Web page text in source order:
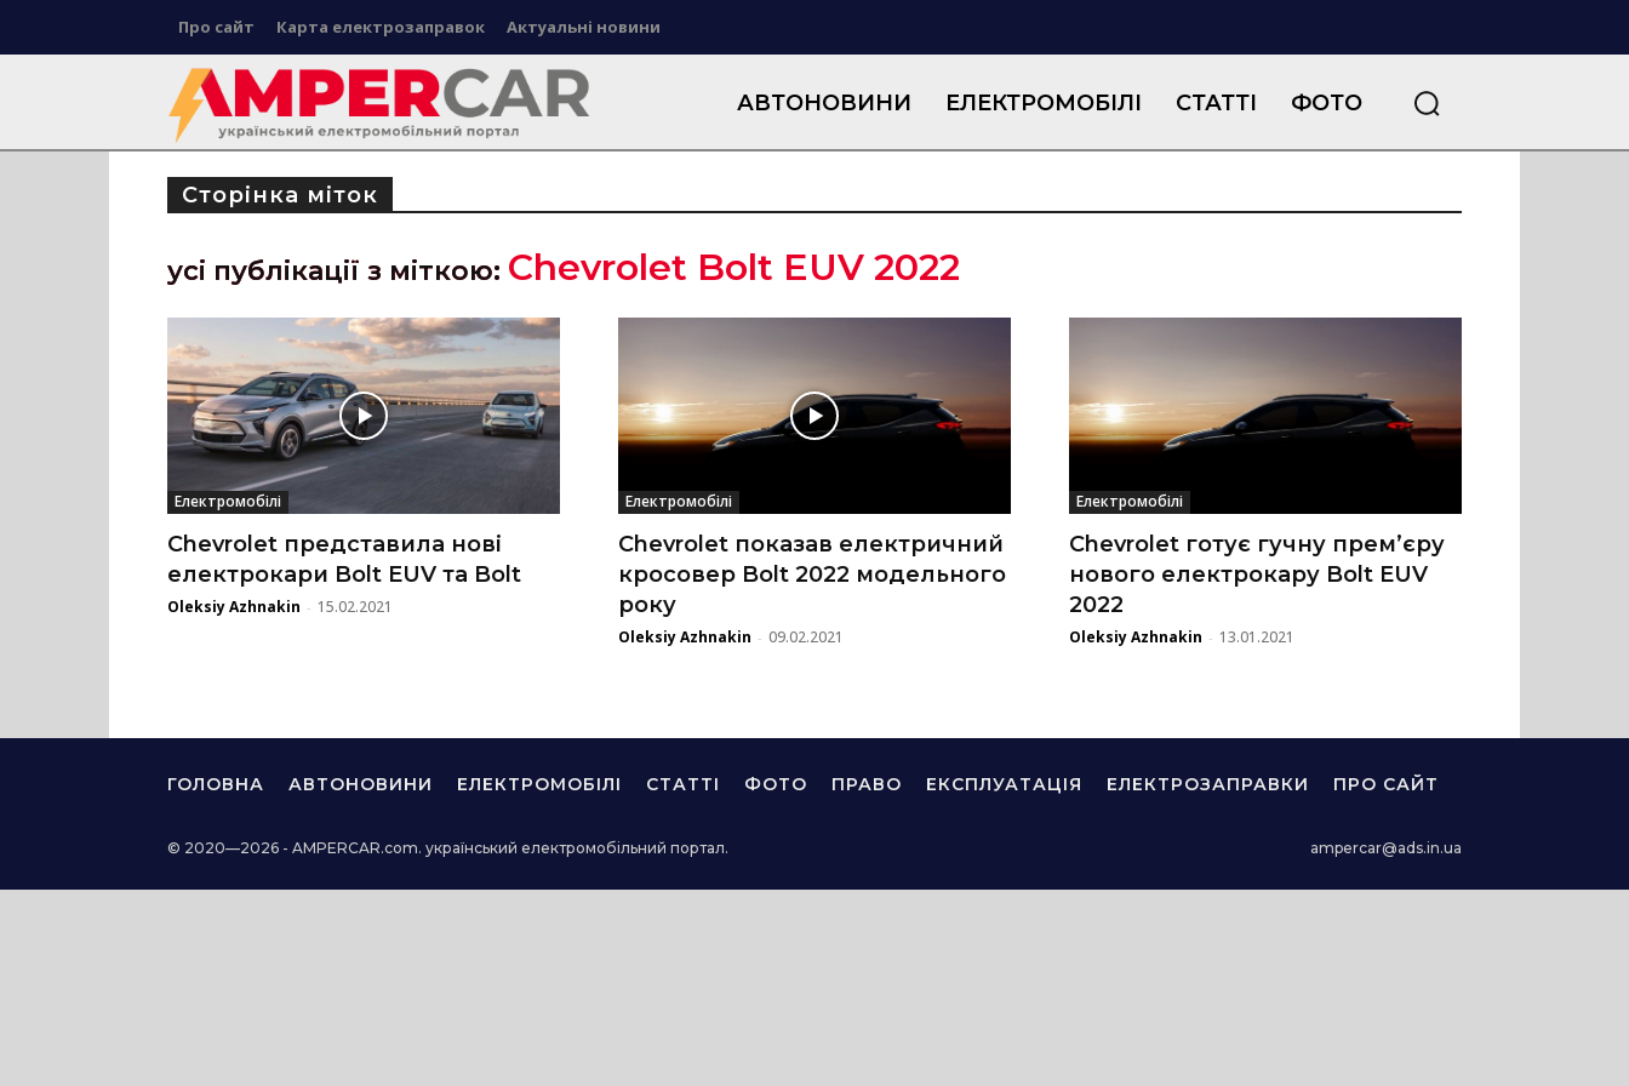
Про сайт Карта електрозаправок Актуальні новини
АВТОНОВИНИ ЕЛЕКТРОМОБІЛІ СТАТТІ ФОТО
Сторінка міток
усі публікації з міткою: Chevrolet Bolt EUV 2022
Електромобілі
Chevrolet представила нові
електрокари Bolt EUV та Bolt
Oleksiy Azhnakin - 15.02.2021
Електромобілі
Chevrolet показав електричний
кросовер Bolt 2022 модельного
року
Oleksiy Azhnakin - 09.02.2021
Електромобілі
Chevrolet готує гучну прем’єру
нового електрокару Bolt EUV
2022
Oleksiy Azhnakin - 13.01.2021
ГОЛОВНА АВТОНОВИНИ ЕЛЕКТРОМОБІЛІ СТАТТІ ФОТО ПРАВО ЕКСПЛУАТАЦІЯ ЕЛЕКТРОЗАПРАВКИ ПРО САЙТ
© 2020—2026 - AMPERCAR.com. український електромобільний портал. ampercar@ads.in.ua